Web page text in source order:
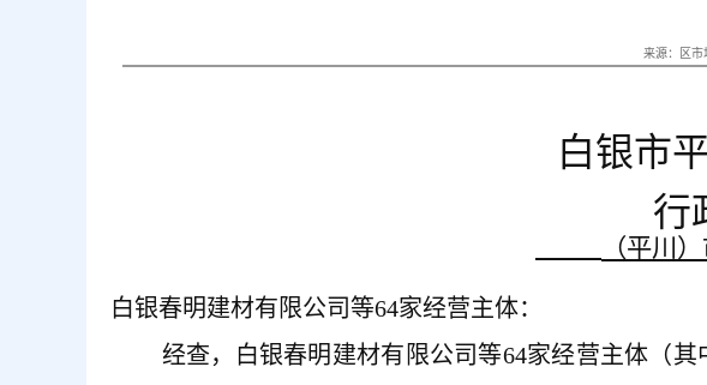
来源：区市
白银市
行
（平
白银春明建材有限公司等64家经营主体：
经查，白银春明建材有限公司等64家经营主体（